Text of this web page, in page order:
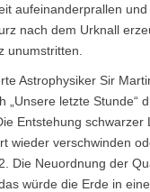
aufeinanderprallen und
nach dem Urknall
unumstritten.
Astrophysiker Sir
„Unsere letzte Stunde“
Entstehung schwarzer
wieder verschwinden
Die Neuordnung der
würde die Erde in